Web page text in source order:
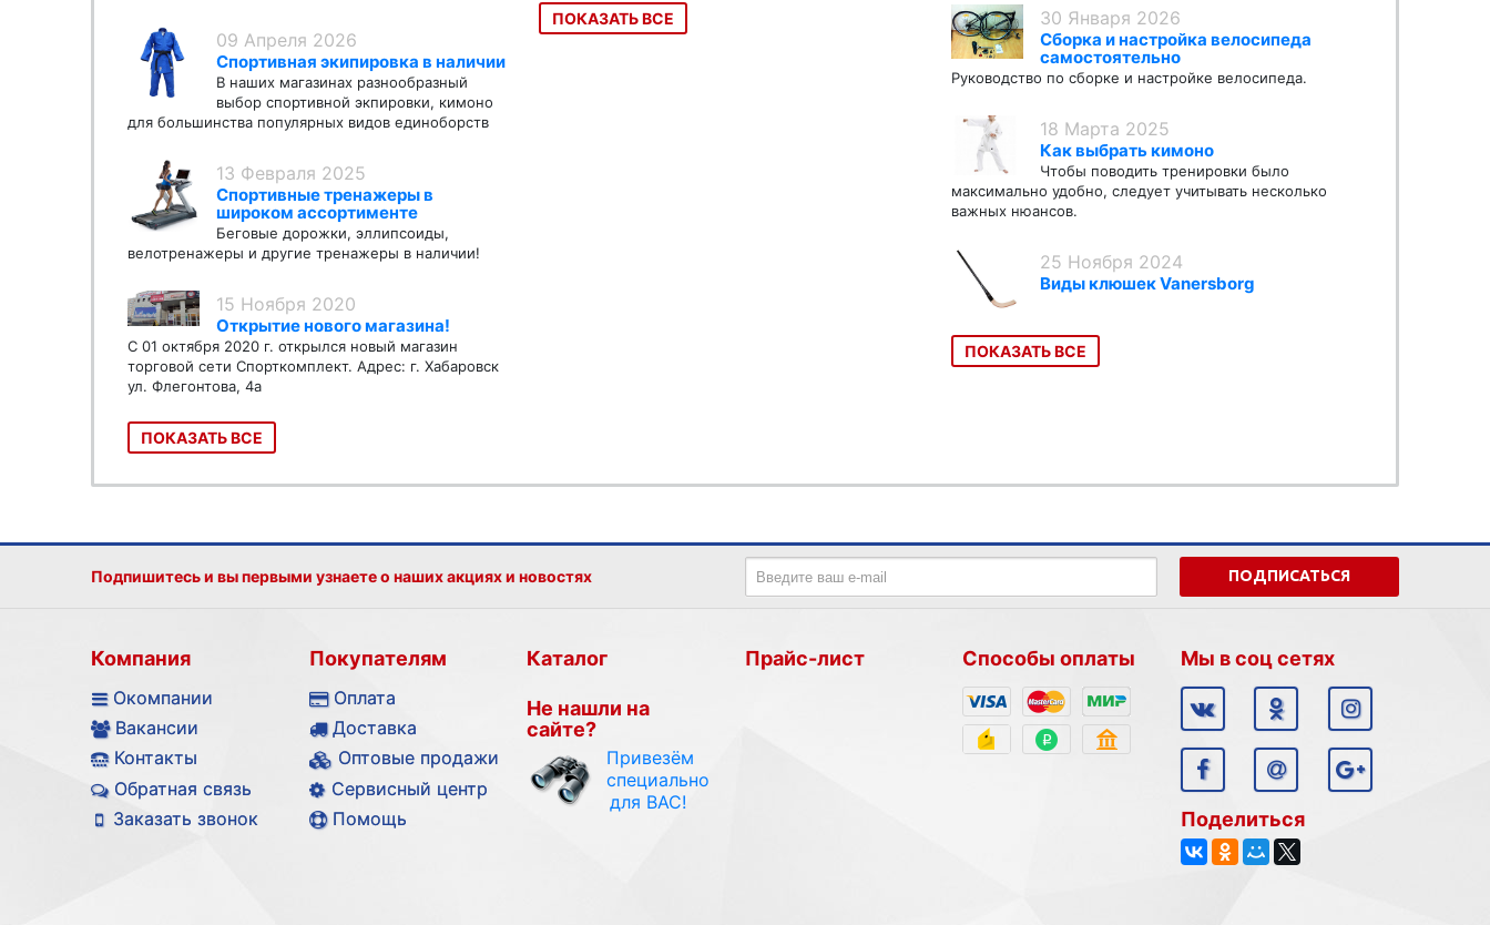
09 Апреля 2026
Спортивная экипировка в наличии
В наших магазинах разнообразный
выбор спортивной экпировки, кимоно
для большинства популярных видов единоборств
13 Февраля 2025
Спортивные тренажеры в
широком ассортименте
Беговые дорожки, эллипсоиды,
велотренажеры и другие тренажеры в наличии!
15 Ноября 2020
Открытие нового магазина!
С 01 октября 2020 г. открылся новый магазин
торговой сети Спорткомплект. Адрес: г. Хабаровск
ул. Флегонтова, 4а
ПОКАЗАТЬ ВСЕ
ПОКАЗАТЬ ВСЕ 30 Января 2026
Сборка и настройка велосипеда
самостоятельно
Руководство по сборке и настройке велосипеда.
18 Марта 2025
Как выбрать кимоно
Чтобы поводить тренировки было
максимально удобно, следует учитывать несколько
важных нюансов.
25 Ноября 2024
Виды клюшек Vanersborg
ПОКАЗАТЬ ВСЕ
Подпишитесь и вы первыми узнаете о наших акциях и новостях ПОДПИСАТЬСЯ
Компания
Окомпании
Вакансии
Контакты
Обратная связь
Заказать звонок
Покупателям
Оплата
Доставка
Оптовые продажи
Сервисный центр
Помощь
Каталог
Не нашли на
сайте?
Привезём
специально
для ВАС!
Прайс-лист Способы оплаты Мы в соц сетях
Поделиться